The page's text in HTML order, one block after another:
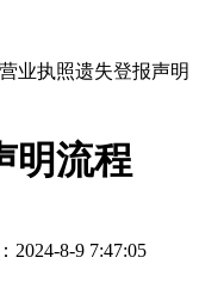
营业执照遗失登报声明
明流程
2024-8-9 7:47:05